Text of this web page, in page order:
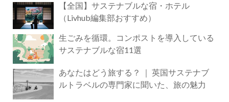
【全国】サステナブルな宿・ホテル
（Livhub編集部おすすめ）
生ごみを循環。コンポストを導入している
サステナブルな宿11選
あなたはどう旅する？ ｜ 英国サステナブ
ルトラベルの専門家に聞いた、旅の魅力